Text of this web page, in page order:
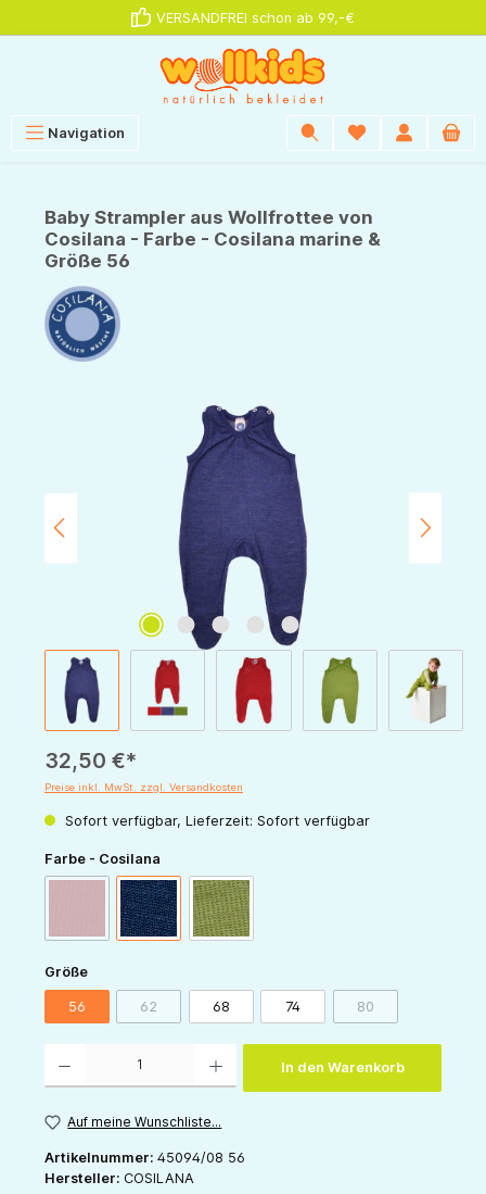
VERSANDFREI schon ab 99,-€
Navigation
Baby Strampler aus Wollfrottee von
Cosilana - Farbe - Cosilana marine &
Größe 56
Bildergalerie überspringen
32,50 €*
Preise inkl. MwSt. zzgl. Versandkosten
Sofort verfügbar, Lieferzeit: Sofort verfügbar
Farbe - Cosilana
(Diese Option ist zurzeit nicht verfügbar.)
marine grün
Größeauswählen
56 62(Diese Option ist zurzeit nicht verfügbar.)
68 74 80(Diese Option ist
In den Warenkorb
Auf meine Wunschliste...
Artikelnummer: 45094/08 56
Hersteller: COSILANA